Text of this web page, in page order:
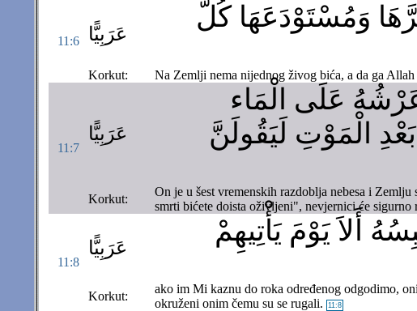
11:6 عَرَبِيًّا
وَمُسْتَوْدَعَهَا كُلٌّ
Korkut: Na Zemlji nema nijednog živog bića, a da ga
11:7
عَرَبِيًّا
عَلَى الْمَاء
الْمَوْتِ لَيَقُولَنَّ
Korkut:
On je u šest vremenskih razdoblja nebesa i
smrti bićete doista oživljeni", nevjernici će
11:8
عَرَبِيًّا
أَلاَ يَوْمَ يَأْتِيهِمْ
Korkut:
ako im Mi kaznu do roka određenog odgodimo,
okruženi onim čemu su se rugali.
11:8